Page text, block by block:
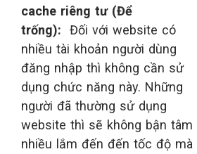
cache riêng tư (Để
trống): Đối với website có
nhiều tài khoản người dùng
đăng nhập thì không cần sử
dụng chức năng này. Những
người đã thường sử dụng
website thì sẽ không bận tâm
nhiều lắm đến đến tốc độ mà